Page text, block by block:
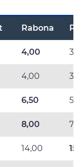
Rabona
4,00
4,00
6,50
8,00
14,00